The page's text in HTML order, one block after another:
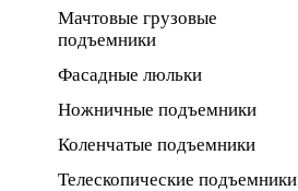
Мачтовые грузовые
подъемники
Фасадные люльки
Ножничные подъемники
Коленчатые подъемники
Телескопические подъемники